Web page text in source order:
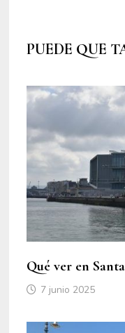
PUEDE QUE
Qué ver en
7 junio 2025